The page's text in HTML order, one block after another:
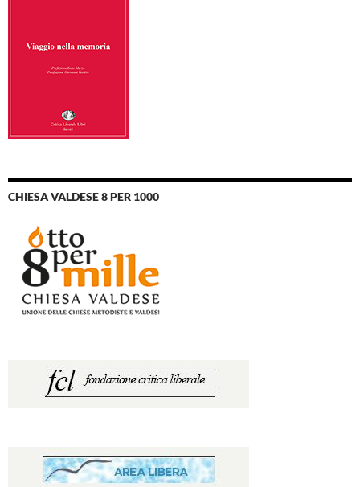
CHIESA VALDESE 8 PER 1000